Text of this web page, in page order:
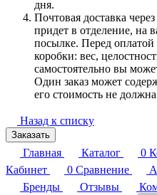
дня.
Почтовая доставка
придет в отделение, на
посылке. Перед
коробки: вес,
самостоятельно вы
Один заказ может
его стоимость не
Назад к списку
Заказать
Главная Каталог 0
Кабинет
0 Сравнение
Бренды
Отзывы